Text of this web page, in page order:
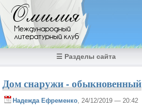
Перейти к основному содержанию
Омилия
Международный
литературный клуб
☰ Разделы сайта
Дом снаружи - обыкновенный
Надежда Ефременко , 24/12/2019 — 20:42